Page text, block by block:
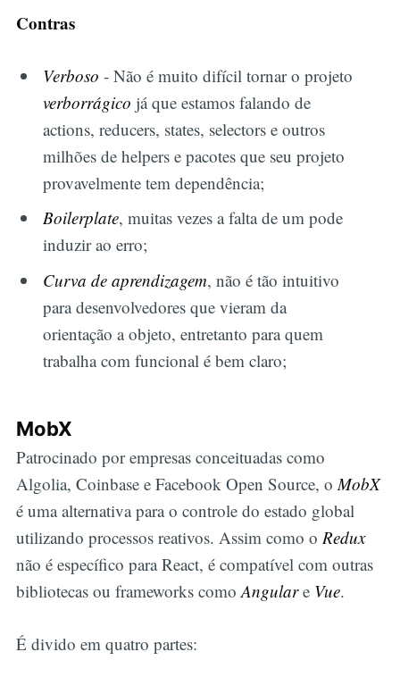
Contras
Verboso - Não é muito difícil tornar o projeto
verborrágico já que estamos falando de
actions, reducers, states, selectors e outros
milhões de helpers e pacotes que seu projeto
provavelmente tem dependência;
Boilerplate, muitas vezes a falta de um pode
induzir ao erro;
Curva de aprendizagem, não é tão intuitivo
para desenvolvedores que vieram da
orientação a objeto, entretanto para quem
trabalha com funcional é bem claro;
MobX
Patrocinado por empresas conceituadas como
Algolia, Coinbase e Facebook Open Source, oMobX
é uma alternativa para o controle do estado global
utilizando processos reativos. Assim como o Redux
não é específico para React, é compatível com outras
bibliotecas ou frameworks comoAngulare Vue.
É divido em quatro partes: